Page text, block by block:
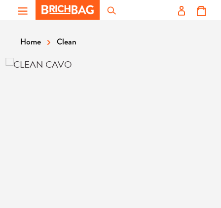
Zum Hauptinhalt springen
Home Clean
Bildergalerie überspringen